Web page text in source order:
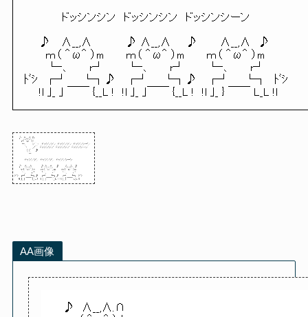
ドッシンシン ドッシンシン ドッシンシーン
♪ ∧__,∧ ♪ ∧__,∧ ♪ ∧__,∧ ♪
ｍ（ ＾ω＾ ）m ｍ（ ＾ω＾ ）m ｍ（ ＾ω＾ ）m
└‐、 r┘ └‐、 r┘ └‐、 r┘
ﾄﾞｼ ┌┘ └┐♪ ┌┘ └┐♪ ┌┘ └┐ ﾄﾞｼ
!l ｣_ ｣ ￣￣ {__L ! !l ｣_ ｣￣￣ {__L ! !l ｣_ } ￣￣ L_L !l
AA画像